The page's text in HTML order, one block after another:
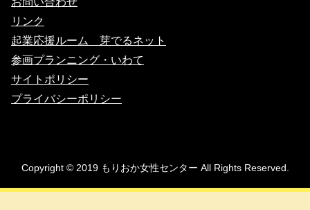
リンク
起業応援ルーム 芽でるネット
参画プランニング・いわて
サイトポリシー
プライバシーポリシー
Copyright © 2019 もりおか女性センター All Rights Reserved.